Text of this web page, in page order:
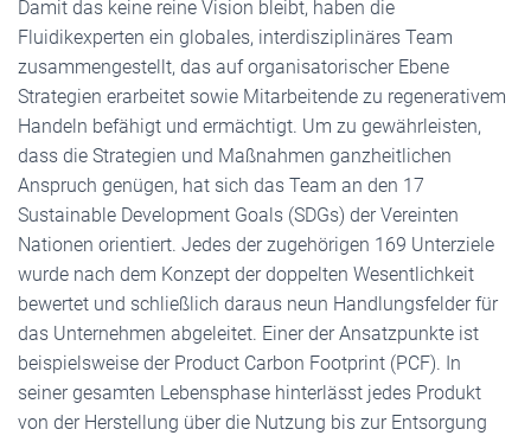
Damit das keine reine Vision bleibt, haben die
Fluidikexperten ein globales, interdisziplinäres Team
zusammengestellt, das auf organisatorischer Ebene
Strategien erarbeitet sowie Mitarbeitende zu regenerativem
Handeln befähigt und ermächtigt. Um zu gewährleisten,
dass die Strategien und Maßnahmen ganzheitlichen
Anspruch genügen, hat sich das Team an den 17
Sustainable Development Goals (SDGs) der Vereinten
Nationen orientiert. Jedes der zugehörigen 169 Unterziele
wurde nach dem Konzept der doppelten Wesentlichkeit
bewertet und schließlich daraus neun Handlungsfelder für
das Unternehmen abgeleitet. Einer der Ansatzpunkte ist
beispielsweise der Product Carbon Footprint (PCF). In
seiner gesamten Lebensphase hinterlässt jedes Produkt
von der Herstellung über die Nutzung bis zur Entsorgung